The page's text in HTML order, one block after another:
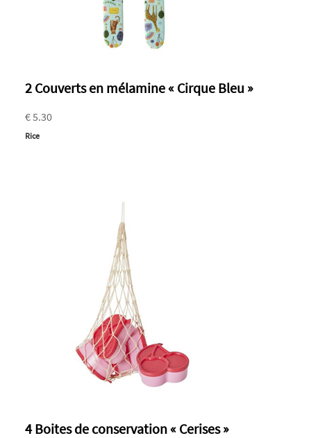
2 Couverts en mélamine « Cirque Bleu »
€ 5.30
Rice
4 Boites de conservation « Cerises »